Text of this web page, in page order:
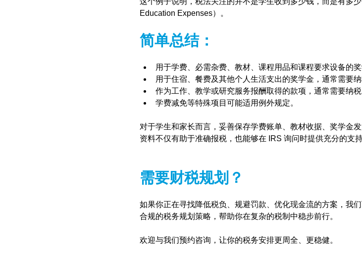
Education Expenses）。
简单总结：
用于学费、必需杂费、教材、课程用品和课程要求设备的奖
用于住宿、餐费及其他个人生活支出的奖学金，通常需要纳
作为工作、教学或研究服务报酬取得的款项，通常需要纳税
学费减免等特殊项目可能适用例外规定。
对于学生和家长而言，妥善保存学费账单、教材收据、奖学金
资料不仅有助于准确报税，也能够在 IRS 询问时提供充分的支持
需要财税规划？
如果你正在寻找降低税负、规避罚款、优化现金流的方案，我
合规的税务规划策略，帮助你在复杂的税制中稳步前行。
欢迎与我们预约咨询，让你的税务安排更周全、更稳健。